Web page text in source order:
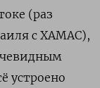
(раз
с ХАМАС),
устроено